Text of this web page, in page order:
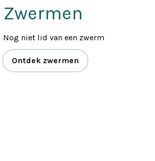
Zwermen
Nog niet lid van een zwerm
Ontdek zwermen